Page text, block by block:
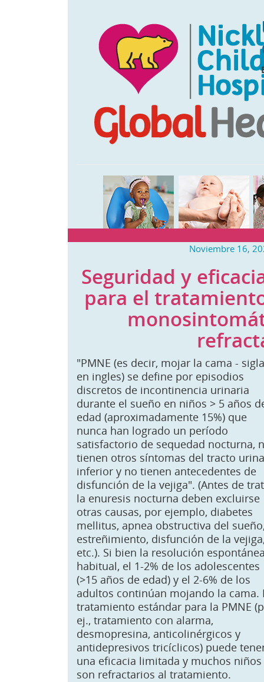
Noviembre 16,
Seguridad y
para el
"PMNE (es decir, mojar la cama -
en ingles) se define por episodios
discretos de incontinencia urinaria
durante el sueño en niños > 5 años
edad (aproximadamente 15%) que
nunca han logrado un período
satisfactorio de sequedad nocturna,
tienen otros síntomas del tracto
inferior y no tienen antecedentes de
disfunción de la vejiga". (Antes de
la enuresis nocturna deben excluirse
otras causas, por ejemplo, diabetes
mellitus, apnea obstructiva del
estreñimiento, disfunción de la
etc.). Si bien la resolución
habitual, el 1-2% de los adolescentes
(>15 años de edad) y el 2-6% de los
adultos continúan mojando la cama.
tratamiento estándar para la PMNE
ej., tratamiento con alarma,
desmopresina, anticolinérgicos y
antidepresivos tricíclicos) puede
una eficacia limitada y muchos niños
son refractarios al tratamiento.